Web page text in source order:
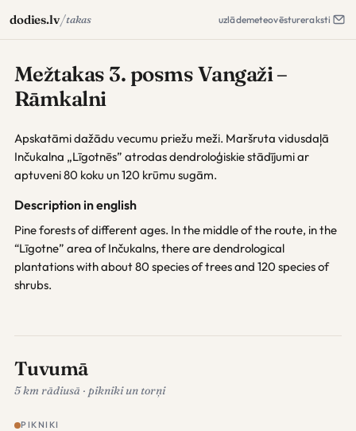
dodies.lv/takas uzlādemeteovēstureraksti
Mežtakas 3. posms Vangaži –
Rāmkalni
Apskatāmi dažādu vecumu priežu meži. Maršruta vidusdaļā
Inčukalna „Līgotnēs” atrodas dendroloģiskie stādījumi ar
aptuveni 80 koku un 120 krūmu sugām.
Description in english
Pine forests of different ages. In the middle of the route, in the
“Līgotne” area of Inčukalns, there are dendrological
plantations with about 80 species of trees and 120 species of
shrubs.
Tuvumā
5 km rādiusā · pikniki un torņi
PIKNIKI